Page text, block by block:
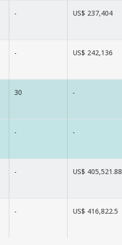
- US$ 237,404
- US$ 242,136
30 -
- -
- US$ 405,521.88
- US$ 416,822.5